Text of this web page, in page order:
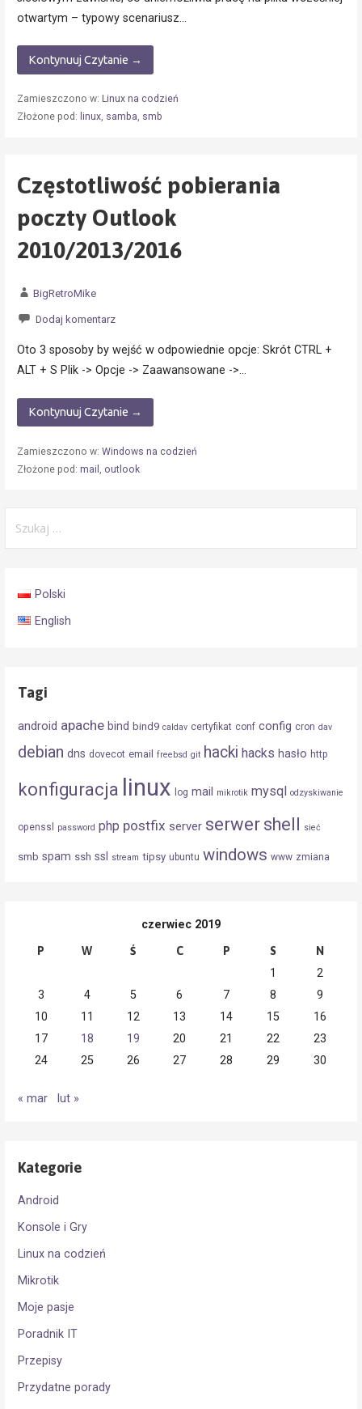
otwartym – typowy scenariusz…
Kontynuuj Czytanie →
Zamieszczono w: Linux na codzień
Złożone pod: linux, samba, smb
Częstotliwość pobierania
poczty Outlook
2010/2013/2016
BigRetroMike
Dodaj komentarz
Oto 3 sposoby by wejść w odpowiednie opcje: Skrót CTRL +
ALT + S Plik -> Opcje -> Zaawansowane ->…
Kontynuuj Czytanie →
Zamieszczono w: Windows na codzień
Złożone pod: mail outlook
Polski
English
Tagi
android apache bind bind9 caldav certyfikat conf config cron dav
debian dns dovecot email freebsd git hacki hacks hasło http
konfiguracja linux log mail mikrotik mysql odzyskiwanie
openssl password php postfix server serwer shell sieć
smb spam ssh ssl stream tipsy ubuntu windows www zmiana
czerwiec 2019
P W Ś C P S N
1
2
3
4 5 6 7 8
9
10
11 12 13 14 15
16
17
18 19 20 21 22
23
24
25 26 27 28 29 30
« mar lut »
Kategorie
Android
Konsole i Gry
Linux na codzień
Mikrotik
Moje pasje
Poradnik IT
Przepisy
Przydatne porady